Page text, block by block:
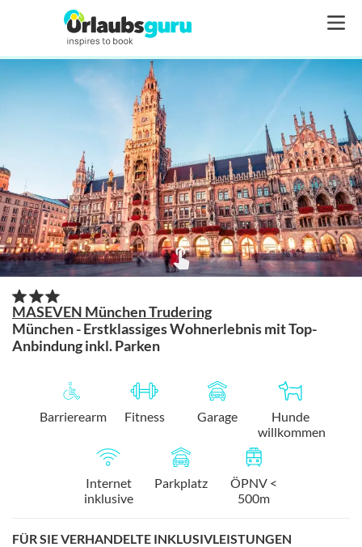
MASEVEN München Trudering
München - Erstklassiges Wohnerlebnis mit Top-
Anbindung inkl. Parken
Barrierearm Fitness Garage
Hunde
willkommen
Internet
inklusive
Parkplatz
ÖPNV <
500m
FÜR SIE VERHANDELTE INKLUSIVLEISTUNGEN